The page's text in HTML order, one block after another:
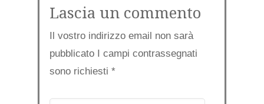
Lascia un commento
Il vostro indirizzo email non sarà
pubblicato I campi contrassegnati
sono richiesti *